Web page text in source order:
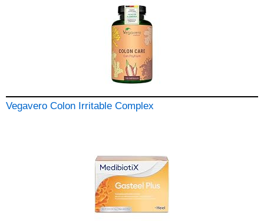
Vegavero Colon Irritable Complex